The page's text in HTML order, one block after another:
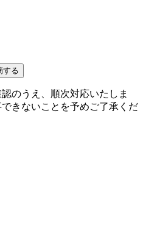
する
のうえ、順次対応いたしま
きないことを予めご了承くだ